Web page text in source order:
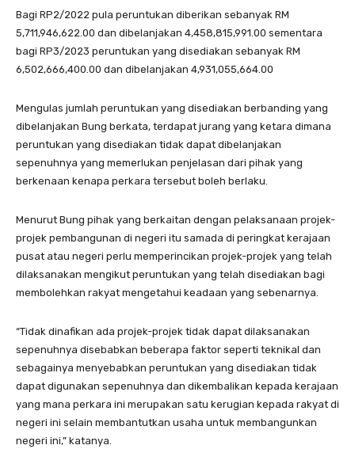
Bagi RP2/2022 pula peruntukan diberikan sebanyak RM
5,711,946,622.00 dan dibelanjakan 4,458,815,991.00 sementara
bagi RP3/2023 peruntukan yang disediakan sebanyak RM
6,502,666,400.00 dan dibelanjakan 4,931,055,664.00
Mengulas jumlah peruntukan yang disediakan berbanding yang
dibelanjakan Bung berkata, terdapat jurang yang ketara dimana
peruntukan yang disediakan tidak dapat dibelanjakan
sepenuhnya yang memerlukan penjelasan dari pihak yang
berkenaan kenapa perkara tersebut boleh berlaku.
Menurut Bung pihak yang berkaitan dengan pelaksanaan projek-
projek pembangunan di negeri itu samada di peringkat kerajaan
pusat atau negeri perlu memperincikan projek-projek yang telah
dilaksanakan mengikut peruntukan yang telah disediakan bagi
membolehkan rakyat mengetahui keadaan yang sebenarnya.
“Tidak dinafikan ada projek-projek tidak dapat dilaksanakan
sepenuhnya disebabkan beberapa faktor seperti teknikal dan
sebagainya menyebabkan peruntukan yang disediakan tidak
dapat digunakan sepenuhnya dan dikembalikan kepada kerajaan
yang mana perkara ini merupakan satu kerugian kepada rakyat di
negeri ini selain membantutkan usaha untuk membangunkan
negeri ini,” katanya.